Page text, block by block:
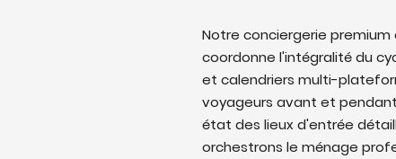
Notre conciergerie
coordonne l'intégralité du
et calendriers multi-
voyageurs avant et
état des lieux d'entrée
orchestrons le ménage